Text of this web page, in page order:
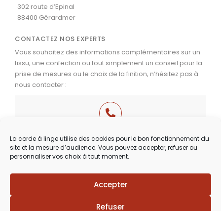
La corde à linge utilise des cookies pour le bon fonctionnement du
site et la mesure d’audience. Vous pouvez accepter, refuser ou
personnaliser vos choix à tout moment.
Accepter
Refuser
302 route d’Epinal
88400 Gérardmer
CONTACTEZ NOS EXPERTS
Vous souhaitez des informations complémentaires sur un
tissu, une confection ou tout simplement un conseil pour la
prise de mesures ou le choix de la finition, n’hésitez pas à
nous contacter :
03 29 60 49 17
Du Mardi au Samedi
de 9h30 à 12h00 & de 14h00 à 18h30
Lézards